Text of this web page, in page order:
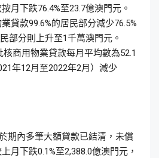
月下跌76.4%至23.7億澳門元。
貸款99.6%的居民部分減少76.5%
部分則上升至1千萬澳門元。
商用物業貸款每月平均數為52.1
年12月至2022年2月）減少
期內多筆大額貸款已結清，未償
月下跌0.1%至2,388.0億澳門元，